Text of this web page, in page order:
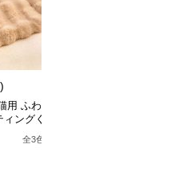
用 ふわ
ングく
全3色